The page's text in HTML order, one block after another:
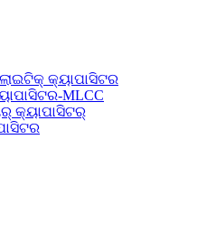
କ୍ୟାପାସିଟର
MLCC
କ୍ୟାପାସିଟର୍